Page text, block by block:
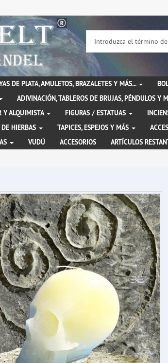
DE PLATA, AMULETOS, BRAZALETES Y MÁS...
ADIVINACIÓN, TABLEROS DE BRUJAS, PÉNDULOS Y
Y ALQUIMISTA FIGURAS / ESTATUAS
HIERBAS TAPICES, ESPEJOS Y MÁS
VUDÚ ACCESORIOS
ARTÍCULOS